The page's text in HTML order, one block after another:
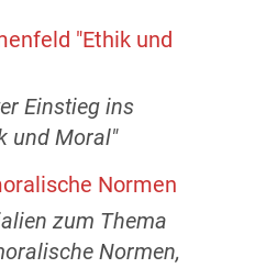
"Ethik und
Einstieg ins
und Moral"
Normen
zum Thema
Normen,